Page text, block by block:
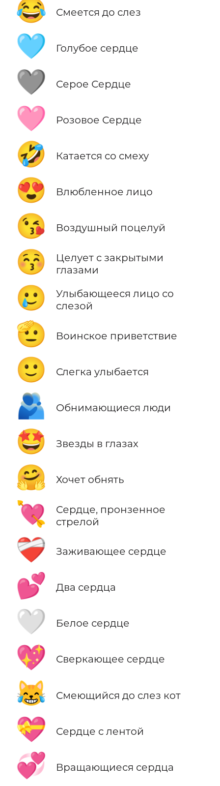
😂 Смеется до слез
🩵 Голубое сердце
🩶 Серое Сердце
🩷 Розовое Сердце
🤣 Катается со смеху
😍 Влюбленное лицо
😘 Воздушный поцелуй
😚
Целует с закрытыми
глазами
🥲
Улыбающееся лицо со
слезой
🫡 Воинское приветствие
🙂 Слегка улыбается
🫂 Обнимающиеся люди
🤩 Звезды в глазах
🤗 Хочет обнять
💘
Сердце, пронзенное
стрелой
❤️‍🩹 Заживающее сердце
💕 Два сердца
🤍 Белое сердце
💖 Сверкающее сердце
😹 Смеющийся до слез кот
💝 Сердце с лентой
💞 Вращающиеся сердца